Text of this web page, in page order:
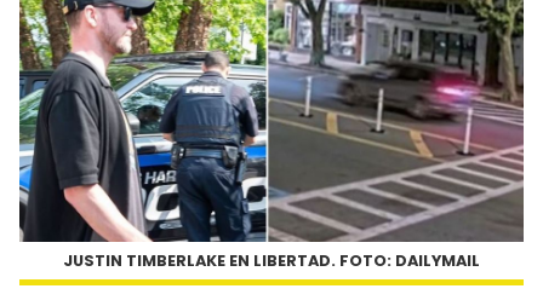
JUSTIN TIMBERLAKE EN LIBERTAD. FOTO: DAILYMAIL